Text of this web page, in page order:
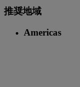
推奨地域
Americas